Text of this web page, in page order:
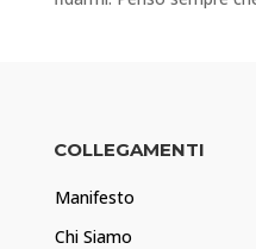
COLLEGAMENTI
Manifesto
Chi Siamo